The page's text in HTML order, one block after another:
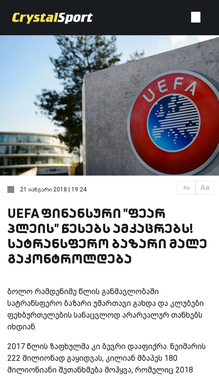
Aa Aa
21 იანვარი 2018 | 19:24
UEFA ფინანსური "ფეარ
პლეის" წესებს ამკაცრებს!
სატრანსფერო ბაზარი მალე
გაკონტროლდება
ბოლო რამდენიმე წლის განმავლობაში
სატრანსფერო ბაზარი უმართავი გახდა და კლუბები
ფეხბურთელების სანაცვლოდ არარეალურ თანხებს
იხდიან.
2017 წლის ზაფხულმა კი ბევრი დააფიქრა. ნეიმარის
222 მილიონად გაყიდვას, კილიან მბაპეს 180
მილიონიანი შეთანხმება მოჰყვა, რომელიც 2018